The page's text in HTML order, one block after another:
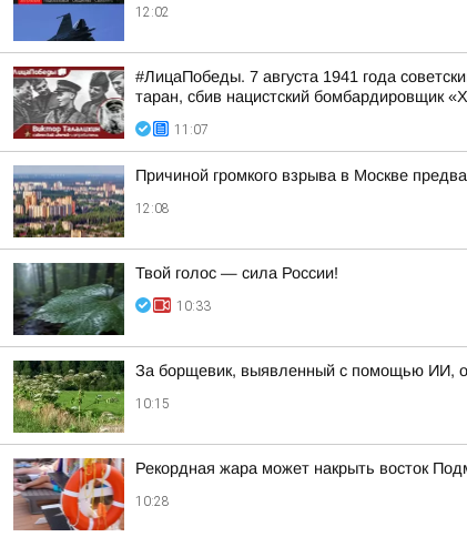
12:02
#ЛицаПобеды. 7 августа 1941 года
таран, сбив нацистский бомбардировщик
11:07
Причиной громкого взрыва в Москве
12:08
Твой голос — сила России!
10:33
За борщевик, выявленный с помощью ИИ,
10:15
Рекордная жара может накрыть восток
10:28